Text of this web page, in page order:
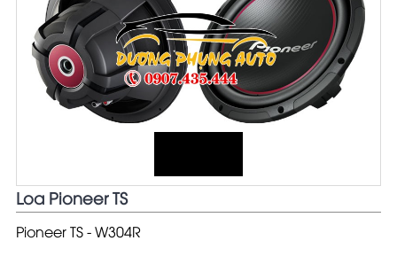
Loa Pioneer TS
Pioneer TS - W304R